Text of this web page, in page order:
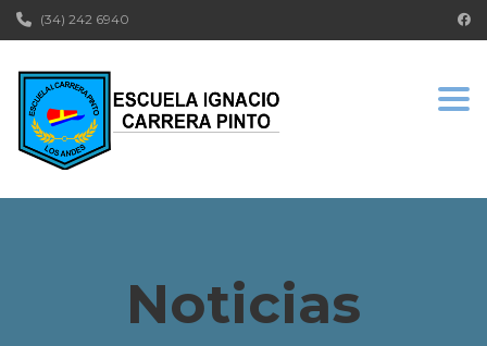
(34) 242 6940
Noticias